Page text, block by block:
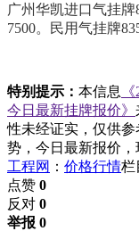
广州华凯进口气挂牌
7500。民用气挂牌
特别提示： 本信息
今日最新挂牌报价》
性未经证实，仅供
势，今日最新报价，
工程网 ： 价格行情栏
点赞 0
反对 0
举报 0